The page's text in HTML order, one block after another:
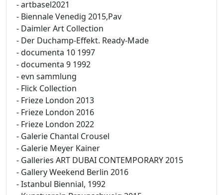
- artbasel2021
- Biennale Venedig 2015,Pav
- Daimler Art Collection
- Der Duchamp-Effekt. Ready-Made
- documenta 10 1997
- documenta 9 1992
- evn sammlung
- Flick Collection
- Frieze London 2013
- Frieze London 2016
- Frieze London 2022
- Galerie Chantal Crousel
- Galerie Meyer Kainer
- Galleries ART DUBAI CONTEMPORARY 2015
- Gallery Weekend Berlin 2016
- Istanbul Biennial, 1992